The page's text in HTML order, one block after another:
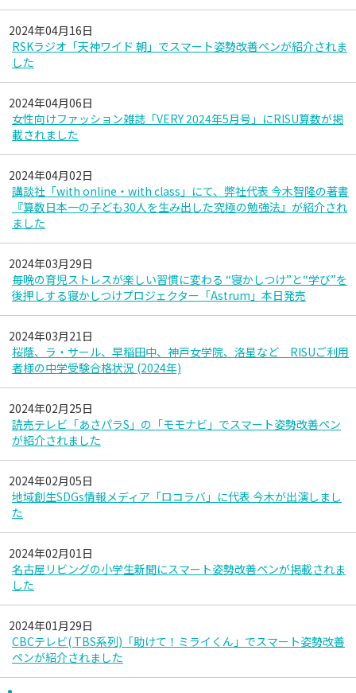
2024年04月16日
RSKラジオ「天神ワイド 朝」でスマート姿勢改善ペンが紹介されま
した
2024年04月06日
女性向けファッション雑誌「VERY 2024年5月号」にRISU算数が掲
載されました
2024年04月02日
講談社「with online・with class」にて、弊社代表 今木智隆の著書
『算数日本一の子ども30人を生み出した究極の勉強法』が紹介され
ました
2024年03月29日
毎晩の育児ストレスが楽しい習慣に変わる “寝かしつけ”と“学び”を
後押しする寝かしつけプロジェクター「Astrum」本日発売
2024年03月21日
桜蔭、ラ・サール、早稲田中、神戸女学院、洛星など RISUご利用
者様の中学受験合格状況 (2024年)
2024年02月25日
読売テレビ「あさパラS」の「モモナビ」でスマート姿勢改善ペン
が紹介されました
2024年02月05日
地域創生SDGs情報メディア「ロコラバ」に代表 今木が出演しまし
た
2024年02月01日
名古屋リビングの小学生新聞にスマート姿勢改善ペンが掲載されま
した
2024年01月29日
CBCテレビ( TBS系列)「助けて！ミライくん」でスマート姿勢改善
ペンが紹介されました